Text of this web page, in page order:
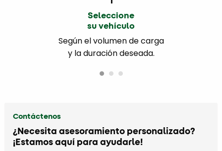
Seleccione
su vehículo
Según el volumen de carga
y la duración deseada.
Contáctenos
¿Necesita asesoramiento personalizado?
¡Estamos aquí para ayudarle!